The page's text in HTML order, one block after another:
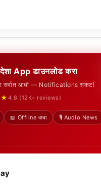
देशा App डाउनलोड करा
सर्वात आधी — Notifications सकट!
4.8 (12K+ reviews)
📖 Offline वाचा
🎙️ Audio News